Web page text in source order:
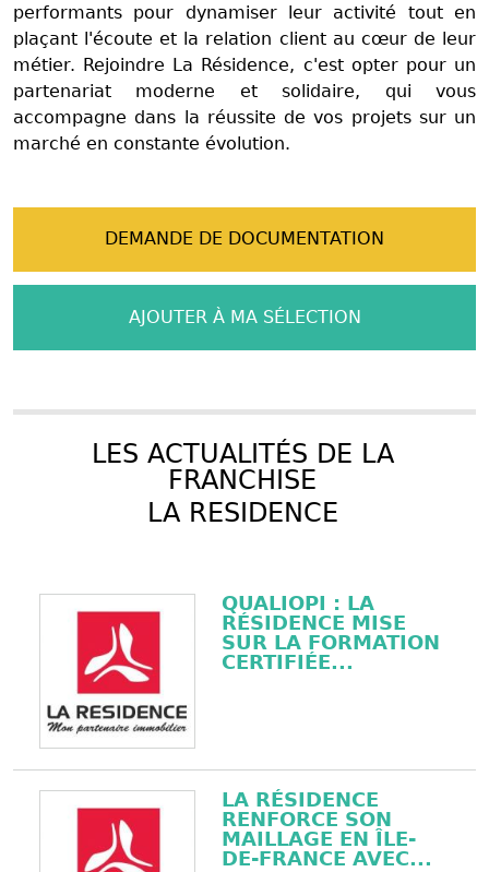
performants pour dynamiser leur activité tout en
plaçant l'écoute et la relation client au cœur de leur
métier. Rejoindre La Résidence, c'est opter pour un
partenariat moderne et solidaire, qui vous
accompagne dans la réussite de vos projets sur un
marché en constante évolution.
DEMANDE DE DOCUMENTATION
AJOUTER À MA SÉLECTION
LES ACTUALITÉS DE LA
FRANCHISE
LA RESIDENCE
QUALIOPI : LA
RÉSIDENCE MISE
SUR LA FORMATION
CERTIFIÉE...
LA RÉSIDENCE
RENFORCE SON
MAILLAGE EN ÎLE-
DE-FRANCE AVEC...